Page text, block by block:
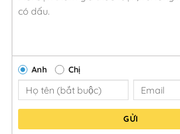
Anh Chị
GỬI